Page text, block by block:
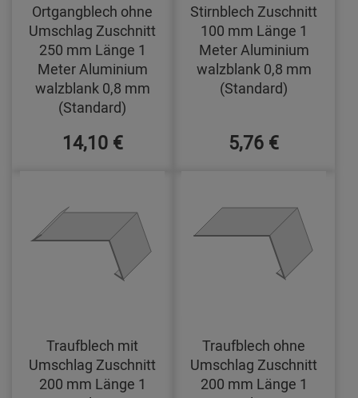
Ortgangblech ohne
Umschlag Zuschnitt
250 mm Länge 1
Meter Aluminium
walzblank 0,8 mm
(Standard)
14,10 €
Stirnblech Zuschnitt
100 mm Länge 1
Meter Aluminium
walzblank 0,8 mm
(Standard)
5,76 €
Traufblech mit
Umschlag Zuschnitt
200 mm Länge 1
Traufblech ohne
Umschlag Zuschnitt
200 mm Länge 1